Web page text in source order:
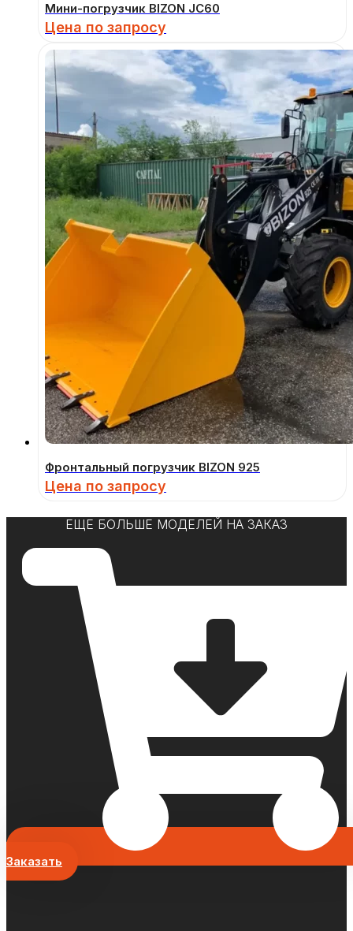
Мини-погрузчик BIZON JC60
Цена по запросу
Фронтальный погрузчик BIZON 925
Цена по запросу
ЕЩЕ БОЛЬШЕ МОДЕЛЕЙ НА ЗАКАЗ
Заказать